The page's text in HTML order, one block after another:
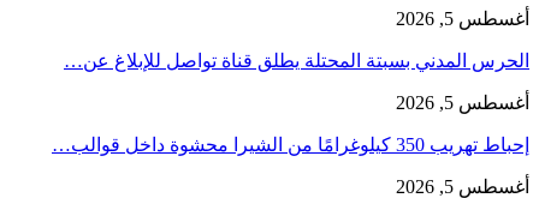
أغسطس 5, 2026
الحرس المدني بسبتة المحتلة يطلق قناة تواصل للإبلاغ عن…
أغسطس 5, 2026
إحباط تهريب 350 كيلوغرامًا من الشيرا محشوة داخل قوالب…
أغسطس 5, 2026